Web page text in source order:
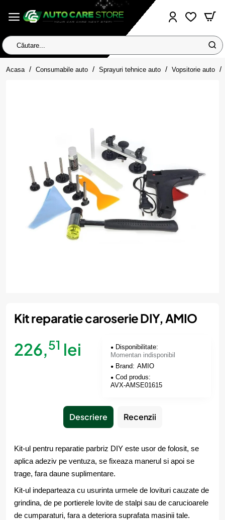
Căutare...
Acasa homeConsumabile auto Sprayuri tehnice auto Vopsitorie auto
Momentan indisponibil
Kit reparatie caroserie DIY, AMIO
226,51 lei
Disponibilitate:
Momentan indisponibil
Brand: AMIO
Cod produs:
AVX-AMSE01615
Descriere Recenzii
Kit-ul pentru reparatie parbriz DIY este usor de folosit, se
aplica adeziv pe ventuza, se fixeaza manerul si apoi se
trage, fara daune suplimentare.
Kit-ul indeparteaza cu usurinta urmele de lovituri cauzate de
grindina, de pe portierele lovite de stalpi sau de carucioarele
de cumparaturi, fara a deteriora suprafata masinii tale.